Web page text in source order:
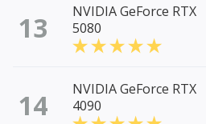
13
NVIDIA GeForce RTX
5080
14
NVIDIA GeForce RTX
4090